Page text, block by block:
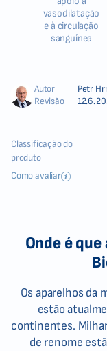
vasodilatação
e à circulação
sanguínea
Autor
Petr
Revisão
Classificação do
produto
Como avaliar
Onde é
Os aparelhos da
estão
continentes.
de renome